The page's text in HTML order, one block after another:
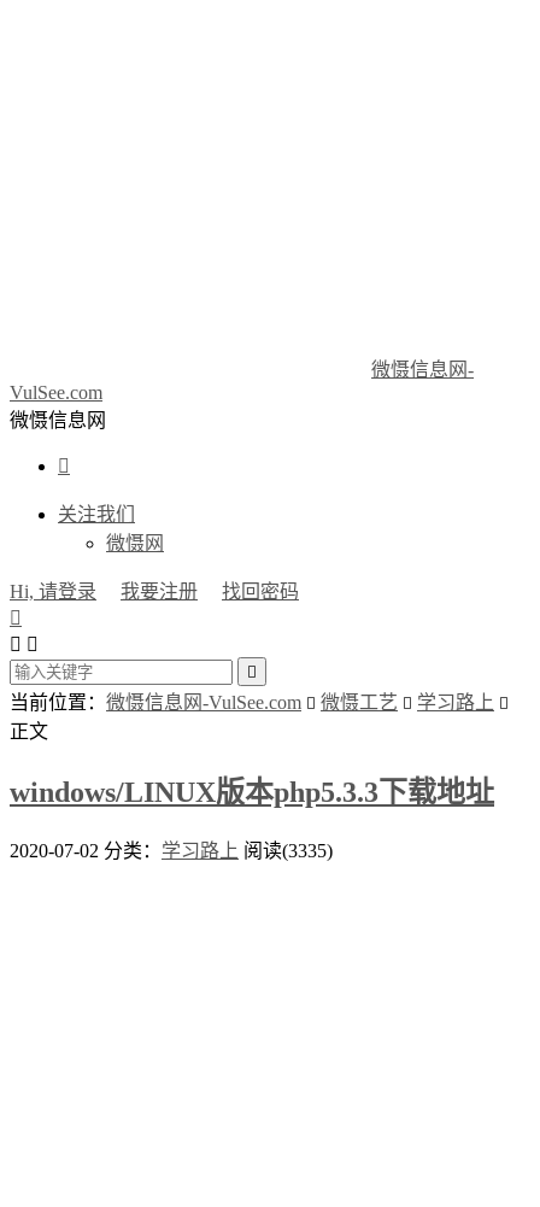
微慑信息网-
VulSee.com
微慑信息网

关注我们
微慑网
Hi, 请登录 我要注册
找回密码

 

当前位置： 微慑信息网-VulSee.com  微慑工艺  学习路上 
正文
windows/LINUX版本php5.3.3下载地址
2020-07-02 分类： 学习路上 阅读(3335)